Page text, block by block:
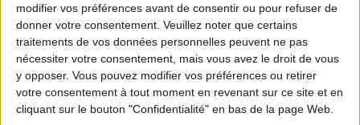
modifier vos préférences avant de consentir ou pour refuser de
donner votre consentement. Veuillez noter que certains
traitements de vos données personnelles peuvent ne pas
nécessiter votre consentement, mais vous avez le droit de vous
y opposer. Vous pouvez modifier vos préférences ou retirer
votre consentement à tout moment en revenant sur ce site et en
cliquant sur le bouton "Confidentialité" en bas de la page Web.
Service-client & Motivation
Les équipes du Service-client et de la
Communauté Savoir Maigrir vous aident
chaque semaine à vous rapprocher
sereinement de votre objectif minceur.